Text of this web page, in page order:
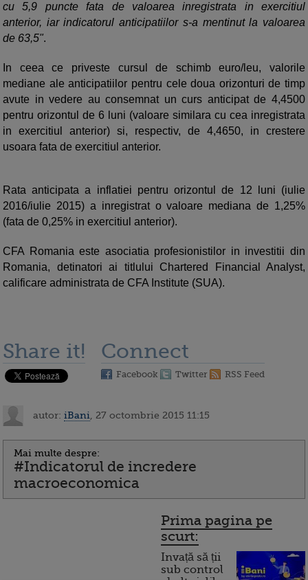
cu 5,9 puncte fata de valoarea inregistrata in exercitiul
anterior, iar indicatorul anticipatiilor s-a mentinut la valoarea
de 63,5".
In ceea ce priveste cursul de schimb euro/leu, valorile
mediane ale anticipatiilor pentru cele doua orizonturi de timp
avute in vedere au consemnat un curs anticipat de 4,4500
pentru orizontul de 6 luni (valoare similara cu cea inregistrata
in exercitiul anterior) si, respectiv, de 4,4650, in crestere
usoara fata de exercitiul anterior.
Rata anticipata a inflatiei pentru orizontul de 12 luni (iulie
2016/iulie 2015) a inregistrat o valoare mediana de 1,25%
(fata de 0,25% in exercitiul anterior).
CFA Romania este asociatia profesionistilor in investitii din
Romania, detinatori ai titlului Chartered Financial Analyst,
calificare administrata de CFA Institute (SUA).
Share it! Connect
Facebook Twitter RSS Feed
autor: iBani , 27 octombrie 2015 11:15
Mai multe despre:
#Indicatorul de incredere
macroeconomica
Prima pagina pe
scurt:
Invață să ții
sub control